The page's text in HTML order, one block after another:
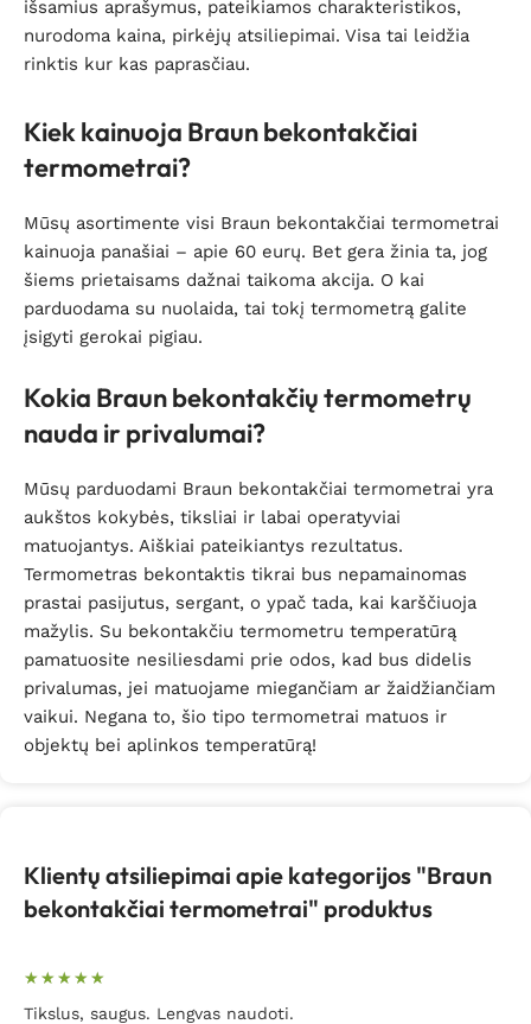
išsamius aprašymus, pateikiamos charakteristikos,
nurodoma kaina, pirkėjų atsiliepimai. Visa tai leidžia
rinktis kur kas paprasčiau.
Kiek kainuoja Braun bekontakčiai
termometrai?
Mūsų asortimente visi Braun bekontakčiai termometrai
kainuoja panašiai – apie 60 eurų. Bet gera žinia ta, jog
šiems prietaisams dažnai taikoma akcija. O kai
parduodama su nuolaida, tai tokį termometrą galite
įsigyti gerokai pigiau.
Kokia Braun bekontakčių termometrų
nauda ir privalumai?
Mūsų parduodami Braun bekontakčiai termometrai yra
aukštos kokybės, tiksliai ir labai operatyviai
matuojantys. Aiškiai pateikiantys rezultatus.
Termometras bekontaktis tikrai bus nepamainomas
prastai pasijutus, sergant, o ypač tada, kai karščiuoja
mažylis. Su bekontakčiu termometru temperatūrą
pamatuosite nesiliesdami prie odos, kad bus didelis
privalumas, jei matuojame miegančiam ar žaidžiančiam
vaikui. Negana to, šio tipo termometrai matuos ir
objektų bei aplinkos temperatūrą!
Klientų atsiliepimai apie kategorijos "Braun
bekontakčiai termometrai" produktus
Tikslus, saugus. Lengvas naudoti.